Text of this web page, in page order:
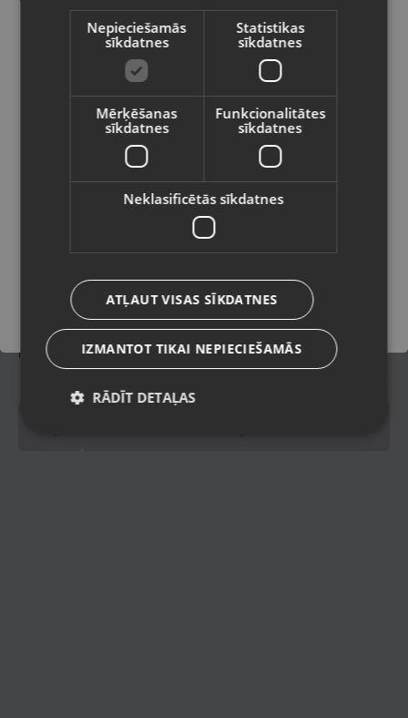
Preces informācija
184651
Jēkabpils, Brīvības iela 146
Telefona numurs: +371 29474042
Jauns (Garantija 24 mēneši)
Komplektācija -
Piegādes veidi
valodā
Valsts
Latviešu / Latvian
Saglabāt
Nepieciešamās
sīkdatnes
Statistikas
sīkdatnes
Mērķēšanas
sīkdatnes
Funkcionalitātes
sīkdatnes
Neklasificētās sīkdatnes
ATĻAUT VISAS SĪKDATNES
IZMANTOT TIKAI NEPIECIEŠAMĀS
RĀDĪT DETAĻAS